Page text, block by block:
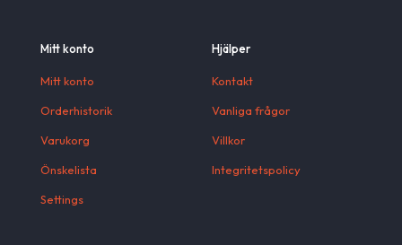
Mitt konto
Mitt konto
Orderhistorik
Varukorg
Önskelista
Settings
Hjälper
Kontakt
Vanliga frågor
Villkor
Integritetspolicy